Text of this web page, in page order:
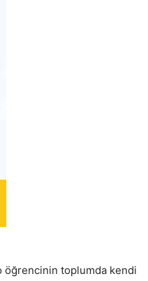
öğrencinin toplumda kendi